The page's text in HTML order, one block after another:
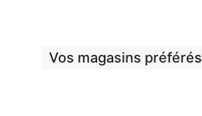
Vos magasins préférés